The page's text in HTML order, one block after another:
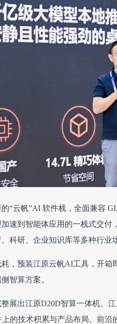
“云帆”AI 软件栈，全面兼容
速到智能体应用的一栈式交
科研、企业知识库等多种行业
，预装江原云帆AI工具，开
智算方案。
展出江原D20D智算一体机、
的技术积累与产品布局。前